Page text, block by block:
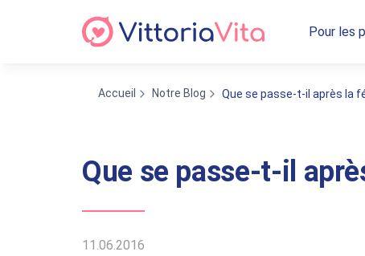
Pour les
Accueil Notre Blog Que se passe-t-il après la
Que se passe-t-il
11.06.2016